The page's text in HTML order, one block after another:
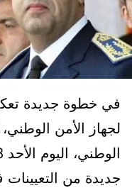
في خطوة جديدة
لجهاز الأمن
جديدة من